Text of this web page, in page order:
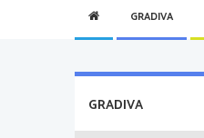
GRADIVA
GRADIVA